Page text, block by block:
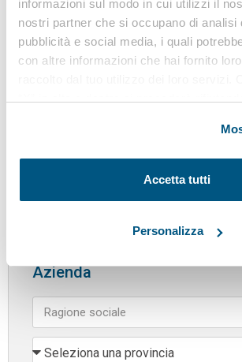
informazioni sul modo in cui utilizzi il
nostri partner che si occupano di analisi
pubblicità e social media, i quali
con altre informazioni che hai fornito
Accetta tutti
Personalizza
frane…
Richiedi informazioni
Azienda